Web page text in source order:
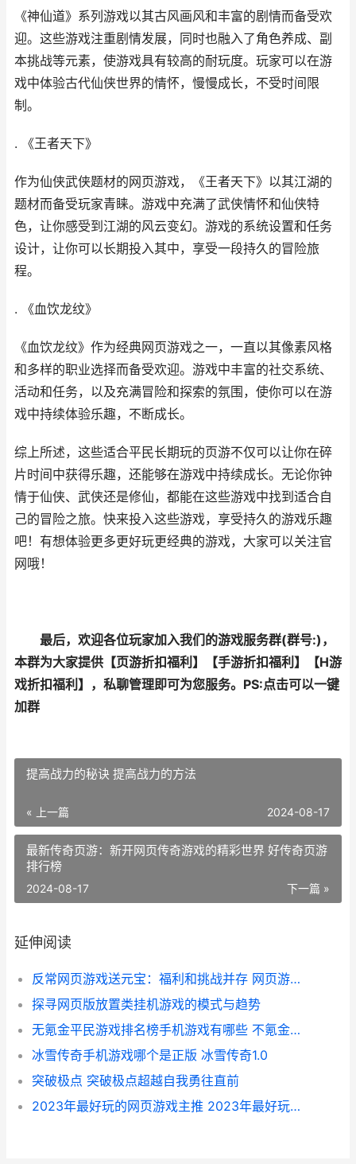
《神仙道》系列游戏以其古风画风和丰富的剧情而备受欢
迎。这些游戏注重剧情发展，同时也融入了角色养成、副
本挑战等元素，使游戏具有较高的耐玩度。玩家可以在游
戏中体验古代仙侠世界的情怀，慢慢成长，不受时间限
制。
. 《王者天下》
作为仙侠武侠题材的网页游戏，《王者天下》以其江湖的
题材而备受玩家青睐。游戏中充满了武侠情怀和仙侠特
色，让你感受到江湖的风云变幻。游戏的系统设置和任务
设计，让你可以长期投入其中，享受一段持久的冒险旅
程。
. 《血饮龙纹》
《血饮龙纹》作为经典网页游戏之一，一直以其像素风格
和多样的职业选择而备受欢迎。游戏中丰富的社交系统、
活动和任务，以及充满冒险和探索的氛围，使你可以在游
戏中持续体验乐趣，不断成长。
综上所述，这些适合平民长期玩的页游不仅可以让你在碎
片时间中获得乐趣，还能够在游戏中持续成长。无论你钟
情于仙侠、武侠还是修仙，都能在这些游戏中找到适合自
己的冒险之旅。快来投入这些游戏，享受持久的游戏乐趣
吧！ 有想体验更多更好玩更经典的游戏，大家可以关注官
网哦！
最后，欢迎各位玩家加入我们的游戏服务群(群号:)，
本群为大家提供【页游折扣福利 】【手游折扣福利 】【H游
戏折扣福利 】，私聊管理即可为您服务。 PS:点击可以一键
加群
提高战力的秘诀 提高战力的方法
« 上一篇 2024-08-17
最新传奇页游：新开网页传奇游戏的精彩世界 好传奇页游
排行榜
下一篇 »
2024-08-17
延伸阅读
反常网页游戏送元宝：福利和挑战并存 网页游戏返利网
探寻网页版放置类挂机游戏的模式与趋势
无氪金平民游戏排名榜手机游戏有哪些 不氪金的好玩游戏
冰雪传奇手机游戏哪个是正版 冰雪传奇1.0
突破极点 突破极点超越自我勇往直前
2023年最好玩的网页游戏主推 2023年最好玩的网游